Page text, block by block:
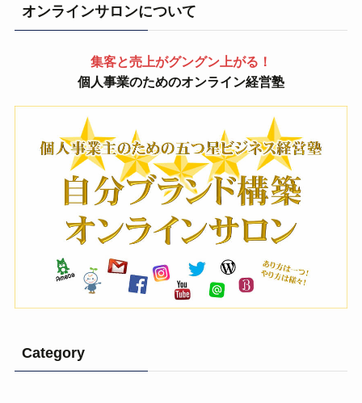
オンラインサロンについて
集客と売上がグングン上がる！
個人事業のためのオンライン経営塾
Category